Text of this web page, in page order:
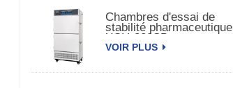
Chambres d'essai de
stabilité pharmaceutique
XCH-320SD
VOIR PLUS